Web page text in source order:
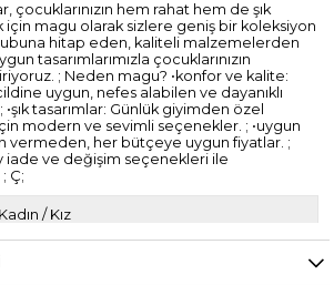
çocuklarınızın hem rahat hem de şık
magu olarak sizlere geniş bir koleksiyon
hitap eden, kaliteli malzemelerden
tasarımlarımızla çocuklarınızın
; Neden magu? •konfor ve kalite:
uygun, nefes alabilen ve dayanıklı
tasarımlar: Günlük giyimden özel
modern ve sevimli seçenekler. ; •uygun
vermeden, her bütçeye uygun fiyatlar. ;
iade ve değişim seçenekleri ile
Ç;
Kadın / Kız